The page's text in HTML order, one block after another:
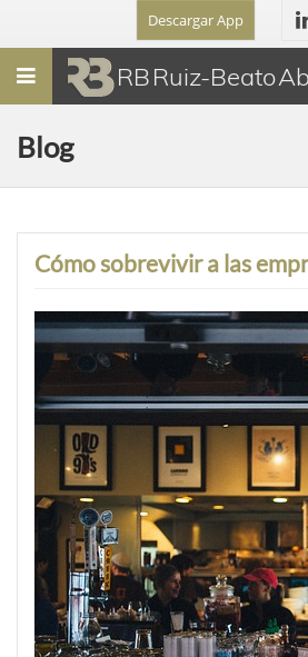
Descargar App
Menú RB Ruiz-Beato
Blog
Cómo sobrevivir a las